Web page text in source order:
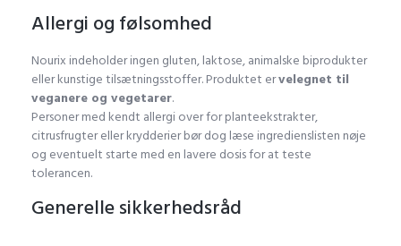
Allergi og følsomhed
Nourix indeholder ingen gluten, laktose, animalske biprodukter
eller kunstige tilsætningsstoffer. Produktet ervelegnet til
veganere og vegetarer.
Personer med kendt allergi over for planteekstrakter,
citrusfrugter eller krydderier bør dog læse ingredienslisten nøje
og eventuelt starte med en lavere dosis for at teste
tolerancen.
Generelle sikkerhedsråd